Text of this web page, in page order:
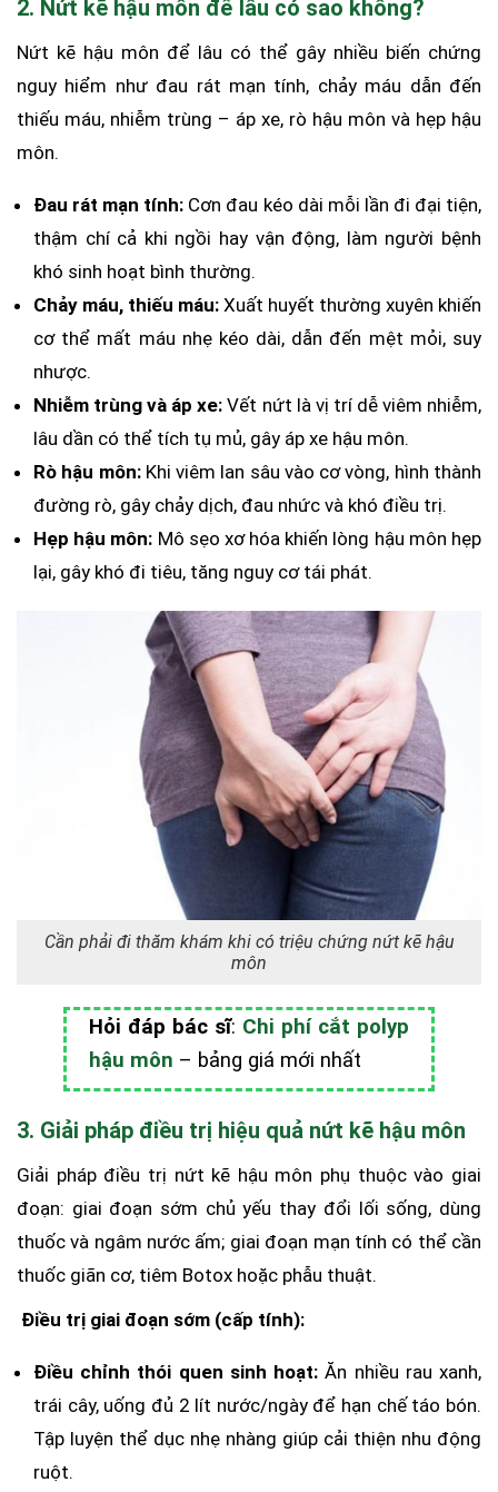
2. Nứt kẽ hậu môn để lâu có sao không?
Nứt kẽ hậu môn để lâu có thể gây nhiều biến chứng
nguy hiểm như đau rát mạn tính, chảy máu dẫn đến
thiếu máu, nhiễm trùng – áp xe, rò hậu môn và hẹp hậu
môn.
Đau rát mạn tính: Cơn đau kéo dài mỗi lần đi đại tiện,
thậm chí cả khi ngồi hay vận động, làm người bệnh
khó sinh hoạt bình thường.
Chảy máu, thiếu máu: Xuất huyết thường xuyên khiến
cơ thể mất máu nhẹ kéo dài, dẫn đến mệt mỏi, suy
nhược.
Nhiễm trùng và áp xe: Vết nứt là vị trí dễ viêm nhiễm,
lâu dần có thể tích tụ mủ, gây áp xe hậu môn.
Rò hậu môn:Khi viêm lan sâu vào cơ vòng, hình thành
đường rò, gây chảy dịch, đau nhức và khó điều trị.
Hẹp hậu môn: Mô sẹo xơ hóa khiến lòng hậu môn hẹp
lại, gây khó đi tiêu, tăng nguy cơ tái phát.
Cần phải đi thăm khám khi có triệu chứng nứt kẽ hậu
môn
Hỏi đáp bác sĩ: Chi phí cắt polyp
hậu môn – bảng giá mới nhất
3. Giải pháp điều trị hiệu quả nứt kẽ hậu môn
Giải pháp điều trị nứt kẽ hậu môn phụ thuộc vào giai
đoạn: giai đoạn sớm chủ yếu thay đổi lối sống, dùng
thuốc và ngâm nước ấm; giai đoạn mạn tính có thể cần
thuốc giãn cơ, tiêm Botox hoặc phẫu thuật.
Điều trị giai đoạn sớm (cấp tính):
Điều chỉnh thói quen sinh hoạt:Ăn nhiều rau xanh,
trái cây, uống đủ 2 lít nước/ngày để hạn chế táo bón.
Tập luyện thể dục nhẹ nhàng giúp cải thiện nhu động
ruột.